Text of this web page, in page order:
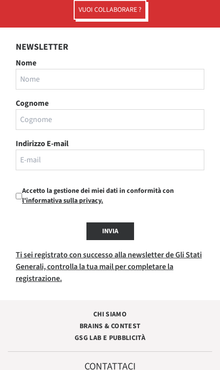
VUOI COLLABORARE ?
NEWSLETTER
Nome
Cognome
Indirizzo E-mail
Accetto la gestione dei miei dati in conformità con
l'informativa sulla privacy.
INVIA
Ti sei registrato con successo alla newsletter de Gli Stati
Generali, controlla la tua mail per completare la
registrazione.
CHI SIAMO
BRAINS & CONTEST
GSG LAB E PUBBLICITÀ
CONTATTACI